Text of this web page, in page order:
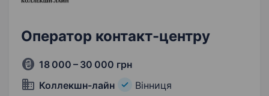
Оператор контакт-центру
18 000 – 30 000 грн
Коллекшн-лайн
Вінниця